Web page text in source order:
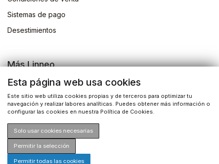
Sistemas de pago
Desestimientos
Más Linneo
Blog
Actividades
Busqueda de libros
Esta página web usa cookies
Este sitio web utiliza cookies propias y de terceros para optimizar tu
navegación y realizar labores analíticas. Puedes obtener más información o
configurar las cookies en nuestra Política de Cookies.
Solo usar cookies necesarias
Permitir la selección
Permitir todas las cookies